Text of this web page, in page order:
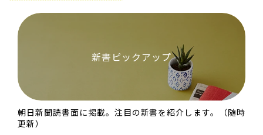
新書ピックアップ
朝日新聞読書面に掲載。注目の新書を紹介します。（随時
更新）